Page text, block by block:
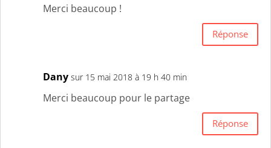
Merci beaucoup !
Réponse
Dany sur 15 mai 2018 à 19 h 40 min
Merci beaucoup pour le partage
Réponse